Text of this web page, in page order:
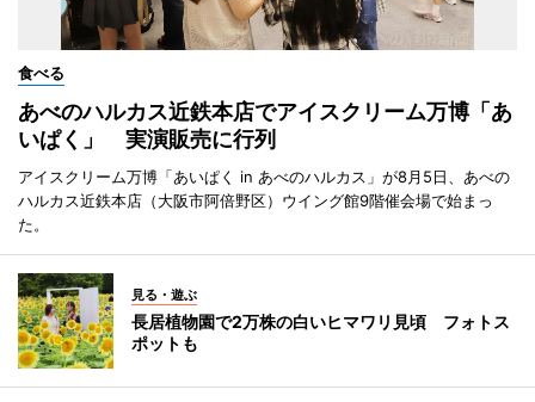
食べる
あべのハルカス近鉄本店でアイスクリーム万博「あ
いぱく」 実演販売に行列
アイスクリーム万博「あいぱく in あべのハルカス」が8月5日、あべの
ハルカス近鉄本店（大阪市阿倍野区）ウイング館9階催会場で始まっ
た。
見る・遊ぶ
長居植物園で2万株の白いヒマワリ見頃 フォトス
ポットも